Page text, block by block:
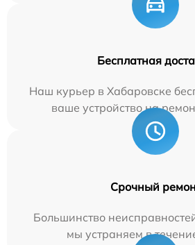
Бесплатная
Наш курьер в Хабаровске
ваше устройство на
Срочный
Большинство
мы устраняем в